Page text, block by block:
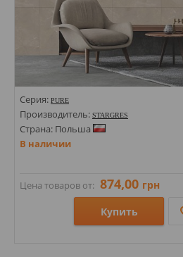
Серия: PURE
Производитель: STARGRES
Страна: Польша
В наличии
Цена товаров от: 874,00 грн
Купить